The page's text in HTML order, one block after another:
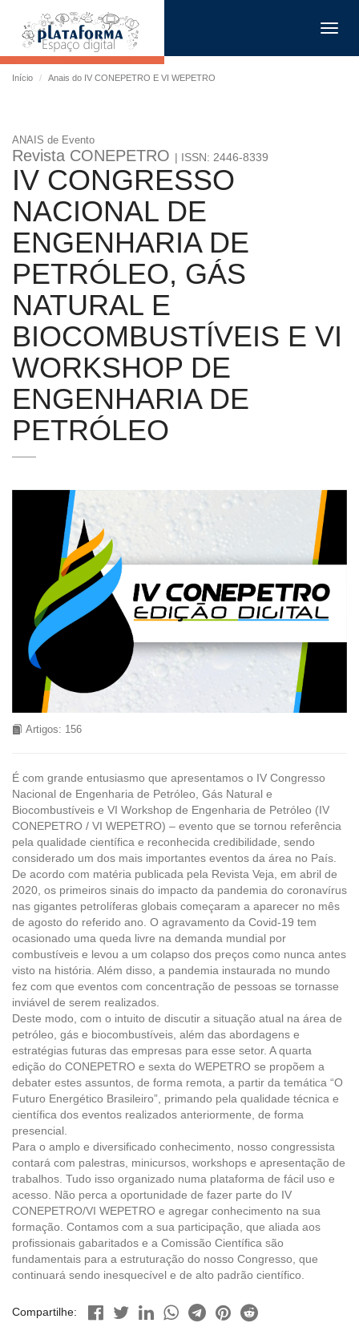
Início Anais do IV CONEPETRO E VI WEPETRO
ANAIS de Evento
Revista CONEPETRO | ISSN: 2446-8339
IV CONGRESSO
NACIONAL DE
ENGENHARIA DE
PETRÓLEO, GÁS
NATURAL E
BIOCOMBUSTÍVEIS E VI
WORKSHOP DE
ENGENHARIA DE
PETRÓLEO
Artigos: 156
É com grande entusiasmo que apresentamos o IV Congresso
Nacional de Engenharia de Petróleo, Gás Natural e
Biocombustíveis e VI Workshop de Engenharia de Petróleo (IV
CONEPETRO / VI WEPETRO) – evento que se tornou referência
pela qualidade científica e reconhecida credibilidade, sendo
considerado um dos mais importantes eventos da área no País.
De acordo com matéria publicada pela Revista Veja, em abril de
2020, os primeiros sinais do impacto da pandemia do coronavírus
nas gigantes petrolíferas globais começaram a aparecer no mês
de agosto do referido ano. O agravamento da Covid-19 tem
ocasionado uma queda livre na demanda mundial por
combustíveis e levou a um colapso dos preços como nunca antes
visto na história. Além disso, a pandemia instaurada no mundo
fez com que eventos com concentração de pessoas se tornasse
inviável de serem realizados.
Deste modo, com o intuito de discutir a situação atual na área de
petróleo, gás e biocombustíveis, além das abordagens e
estratégias futuras das empresas para esse setor. A quarta
edição do CONEPETRO e sexta do WEPETRO se propõem a
debater estes assuntos, de forma remota, a partir da temática “O
Futuro Energético Brasileiro”, primando pela qualidade técnica e
científica dos eventos realizados anteriormente, de forma
presencial.
Para o amplo e diversificado conhecimento, nosso congressista
contará com palestras, minicursos, workshops e apresentação de
trabalhos. Tudo isso organizado numa plataforma de fácil uso e
acesso. Não perca a oportunidade de fazer parte do IV
CONEPETRO/VI WEPETRO e agregar conhecimento na sua
formação. Contamos com a sua participação, que aliada aos
profissionais gabaritados e a Comissão Científica são
fundamentais para a estruturação do nosso Congresso, que
continuará sendo inesquecível e de alto padrão científico.
Compartilhe: